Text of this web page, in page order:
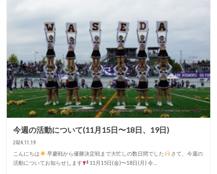
今週の活動について(11月15日〜18日、19日)
2024.11.19
こんにちは
早慶戦から優勝決定戦まで大忙しの数日間でした
さて、今週の
活動についてお知らせします
11月15日(金)〜18日(月) 令…